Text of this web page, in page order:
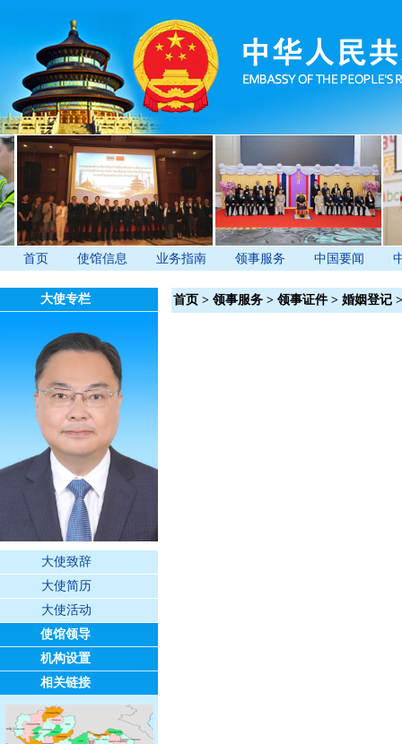
首页 使馆信息 业务指南 领事服务 中国要闻
大使专栏
大使致辞
大使简历
大使活动
使馆领导
机构设置
相关链接
首页 > 领事服务 > 领事证件> 婚姻登记